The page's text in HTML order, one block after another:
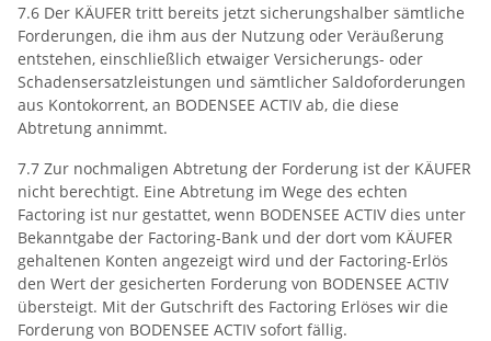
7.6 Der KÄUFER tritt bereits jetzt sicherungshalber sämtliche
Forderungen, die ihm aus der Nutzung oder Veräußerung
entstehen, einschließlich etwaiger Versicherungs- oder
Schadensersatzleistungen und sämtlicher Saldoforderungen
aus Kontokorrent, an BODENSEE ACTIV ab, die diese
Abtretung annimmt.
7.7 Zur nochmaligen Abtretung der Forderung ist der KÄUFER
nicht berechtigt. Eine Abtretung im Wege des echten
Factoring ist nur gestattet, wenn BODENSEE ACTIV dies unter
Bekanntgabe der Factoring-Bank und der dort vom KÄUFER
gehaltenen Konten angezeigt wird und der Factoring-Erlös
den Wert der gesicherten Forderung von BODENSEE ACTIV
übersteigt. Mit der Gutschrift des Factoring Erlöses wir die
Forderung von BODENSEE ACTIV sofort fällig.